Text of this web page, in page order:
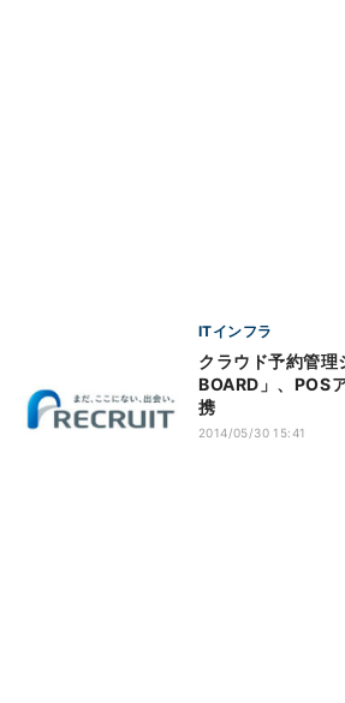
ITインフラ
クラウド予約管
BOARD」、POS
携
2014/05/30 15:41